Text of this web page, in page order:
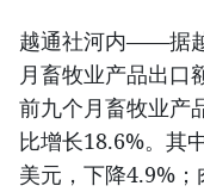
越通社河内——据
月畜牧业产品出口
前九个月畜牧业产
比增长18.6%。其
美元，下降4.9%